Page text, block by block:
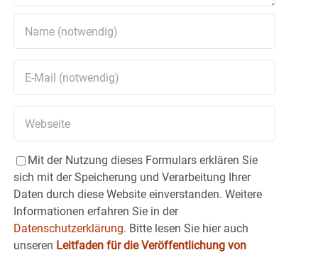
Mit der Nutzung dieses Formulars erklären Sie
sich mit der Speicherung und Verarbeitung Ihrer
Daten durch diese Website einverstanden. Weitere
Informationen erfahren Sie in der
Datenschutzerklärung. Bitte lesen Sie hier auch
unseren Leitfaden für die Veröffentlichung von